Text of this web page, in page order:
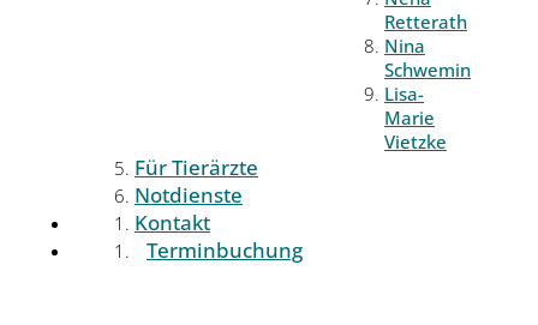
Retterath
Nina
Schwemin
Lisa-
Marie
Vietzke
Für Tierärzte
Notdienste
Kontakt
Terminbuchung